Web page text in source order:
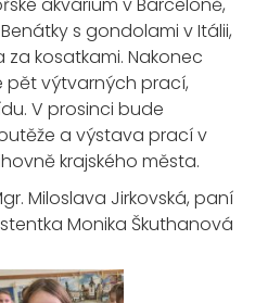
s gondolami v Itálii,
za kosatkami. Nakonec
výtvarných prací,
V prosinci bude
a výstava prací v
krajského města.
Miloslava Jirkovská, paní
Monika Škuthanová